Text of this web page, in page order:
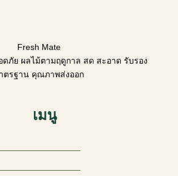
Fresh Mate
ภัย ผลไม้ตามฤดูกาล สด สะอาด รับรอง
ตรฐาน คุณภาพส่งออก
เมนู